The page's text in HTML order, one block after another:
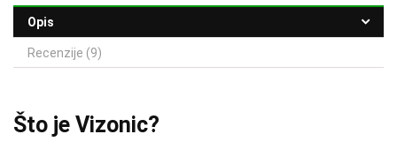
Opis
Recenzije (9)
Što je Vizonic?